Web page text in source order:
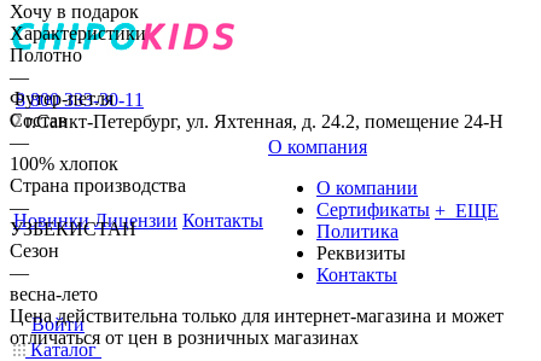
8 800 333-30-11
г.Санкт-Петербург, ул. Яхтенная, д. 24.2, помещение 24-Н
Новинки Лицензии Контакты
О компания
О компании
Сертификаты
Политика
Реквизиты
Контакты
+ ЕЩЕ
Войти
Каталог
Хочу в подарок
Характеристики
Полотно
—
Футер-петля
Состав
—
100% хлопок
Страна производства
—
УЗБЕКИСТАН
Сезон
—
весна-лето
Цена действительна только для интернет-магазина и может
отличаться от цен в розничных магазинах